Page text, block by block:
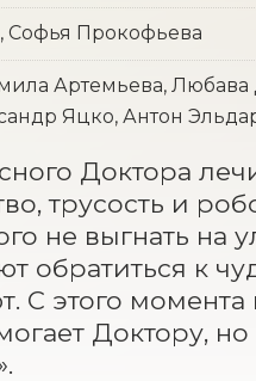
Прокофьева
Артемьева,
Яцко, Антон
Доктора
трусость и
не выгнать на
обратиться к
этого момента
Доктору,